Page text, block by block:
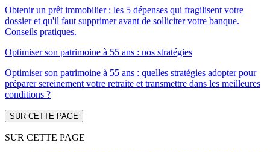
Obtenir un prêt immobilier : les 5 dépenses qui fragilisent votre
dossier et qu'il faut supprimer avant de solliciter votre banque.
Conseils pratiques.
Optimiser son patrimoine à 55 ans : nos stratégies
Optimiser son patrimoine à 55 ans : quelles stratégies adopter pour
préparer sereinement votre retraite et transmettre dans les meilleures
conditions ?
SUR CETTE PAGE
SUR CETTE PAGE